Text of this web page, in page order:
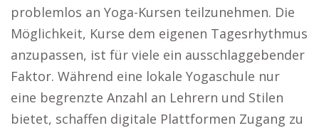
problemlos an Yoga-Kursen teilzunehmen. Die
Möglichkeit, Kurse dem eigenen Tagesrhythmus
anzupassen, ist für viele ein ausschlaggebender
Faktor. Während eine lokale Yogaschule nur
eine begrenzte Anzahl an Lehrern und Stilen
bietet, schaffen digitale Plattformen Zugang zu